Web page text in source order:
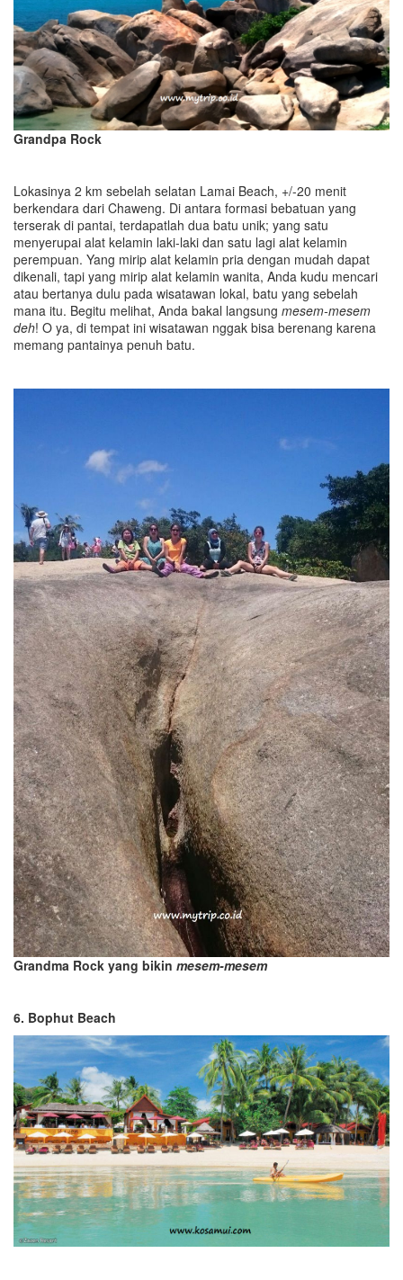
Grandpa Rock
Lokasinya 2 km sebelah selatan Lamai Beach, +/-20 menit
berkendara dari Chaweng. Di antara formasi bebatuan yang
terserak di pantai, terdapatlah dua batu unik; yang satu
menyerupai alat kelamin laki-laki dan satu lagi alat kelamin
perempuan. Yang mirip alat kelamin pria dengan mudah dapat
dikenali, tapi yang mirip alat kelamin wanita, Anda kudu mencari
atau bertanya dulu pada wisatawan lokal, batu yang sebelah
mana itu. Begitu melihat, Anda bakal langsung mesem-mesem
deh! O ya, di tempat ini wisatawan nggak bisa berenang karena
memang pantainya penuh batu.
Grandma Rock yang bikin mesem-mesem
6. Bophut Beach